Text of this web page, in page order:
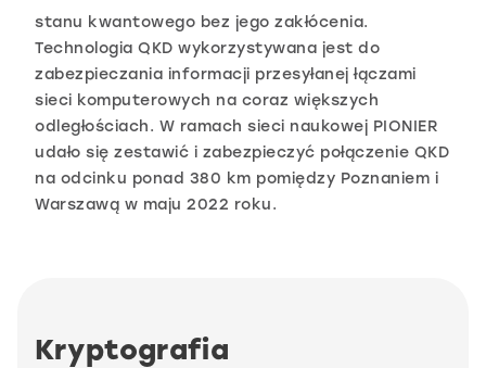
stanu kwantowego bez jego zakłócenia.
Technologia QKD wykorzystywana jest do
zabezpieczania informacji przesyłanej łączami
sieci komputerowych na coraz większych
odległościach. W ramach sieci naukowej PIONIER
udało się zestawić i zabezpieczyć połączenie QKD
na odcinku ponad 380 km pomiędzy Poznaniem i
Warszawą w maju 2022 roku.
Kryptografia